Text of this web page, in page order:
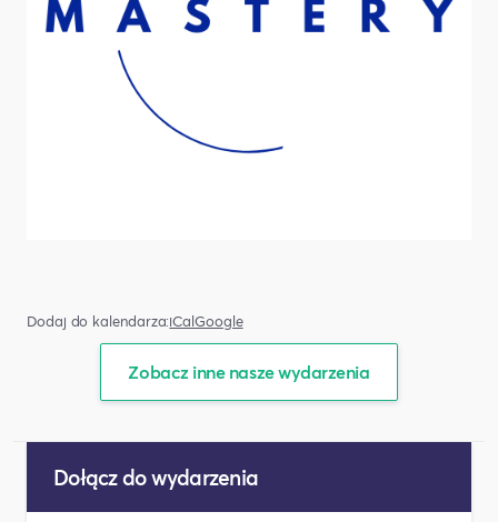
Dodaj do kalendarza:iCalGoogle
Zobacz inne nasze wydarzenia
Dołącz do wydarzenia